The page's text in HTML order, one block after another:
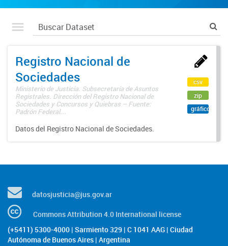
Registro Nacional de
Sociedades
Ministerio de Justicia. Subsecretaría de Asuntos
Registrales. Dirección del Registro Nacional de
Sociedades y Concursos y Quiebras – Fuente:
Padrón Federal...
Datos del Registro Nacional de Sociedades.
csv
zip
gráfico
datosjusticia@jus.gov.ar
Commons Attribution 4.0 International license
(+5411) 5300-4000 | Sarmiento 329 | C 1041 AAG | Ciudad
Autónoma de Buenos Aires | Argentina